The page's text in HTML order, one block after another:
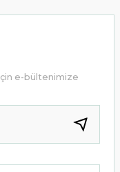
e-bültenimize